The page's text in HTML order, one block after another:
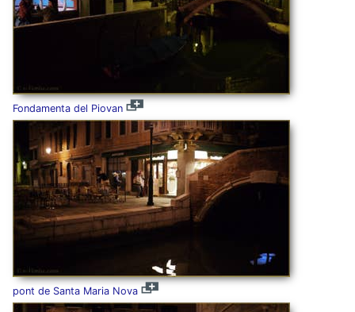
Fondamenta del Piovan
pont de Santa Maria Nova